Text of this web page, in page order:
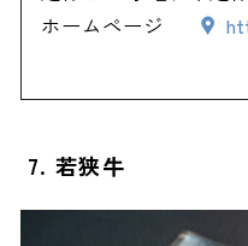
ホームページ
7. 若狭牛